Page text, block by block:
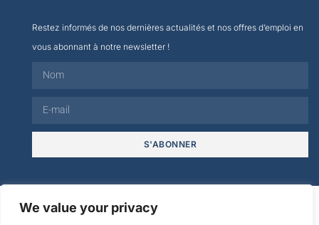
We value your privacy
Restez informés de nos dernières actualités et nos offres d’emploi en
vous abonnant à notre newsletter !
S'ABONNER
© 2026